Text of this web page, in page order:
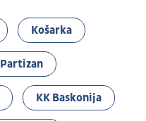
Košarka
Partizan
KK Baskonija